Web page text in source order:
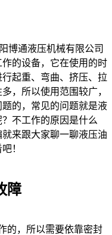
博通液压机械有限公司
的设备，它在使用的时
起重、弯曲、挤压、拉
，所以使用范围较广，
的，常见的问题就是液
不工作的原因是什么
来跟大家聊一聊液压油
！
障
的，所以需要依靠密封